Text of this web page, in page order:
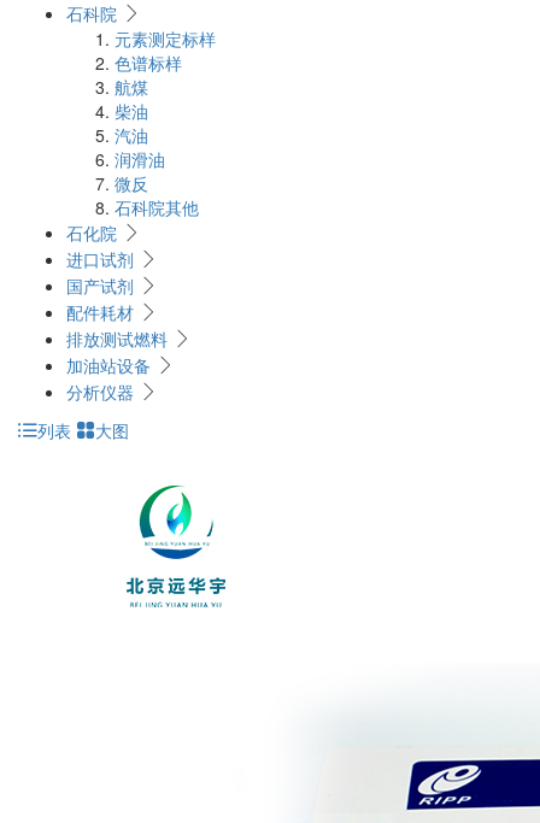
石科院
元素测定标样
色谱标样
航煤
柴油
汽油
润滑油
微反
石科院其他
石化院
进口试剂
国产试剂
配件耗材
排放测试燃料
加油站设备
分析仪器
列表
大图